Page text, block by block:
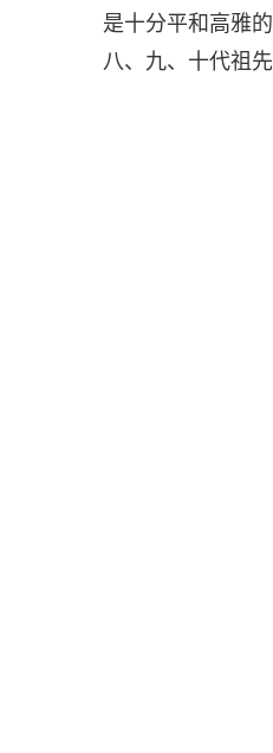
是十分平和高雅
八、九、十代祖